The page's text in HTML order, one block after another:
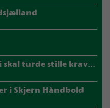
Carlén efter første uge: Vi skal turde stille krav til hinanden
i Skjern Håndbold